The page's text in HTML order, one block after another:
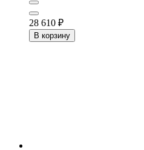
28 610 ₽
В корзину